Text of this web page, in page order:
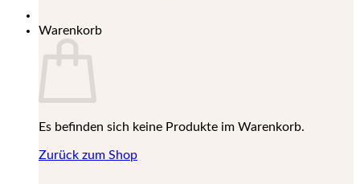
Warenkorb
Es befinden sich keine Produkte im Warenkorb.
Zurück zum Shop